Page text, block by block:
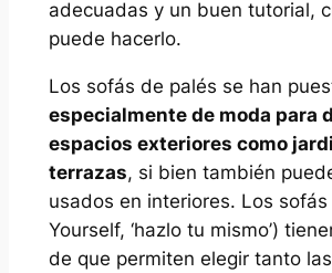
adecuadas y un buen tutorial,
puede hacerlo.
Los sofás de palés se han
especialmente de moda para
espacios exteriores como
terrazas, si bien también
usados en interiores. Los sofás
Yourself, ‘hazlo tu mismo’)
de que permiten elegir tanto